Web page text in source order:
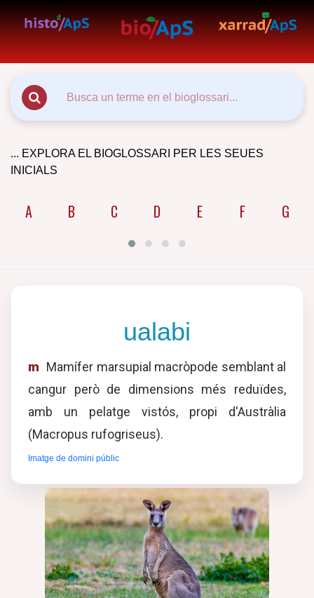
... EXPLORA EL BIOGLOSSARI PER LES SEUES
INICIALS
A B C D E F G
ualabi
m Mamífer marsupial macròpode semblant al
cangur però de dimensions més reduïdes,
amb un pelatge vistós, propi d'Austràlia
(Macropus rufogriseus).
Imatge de domini públic